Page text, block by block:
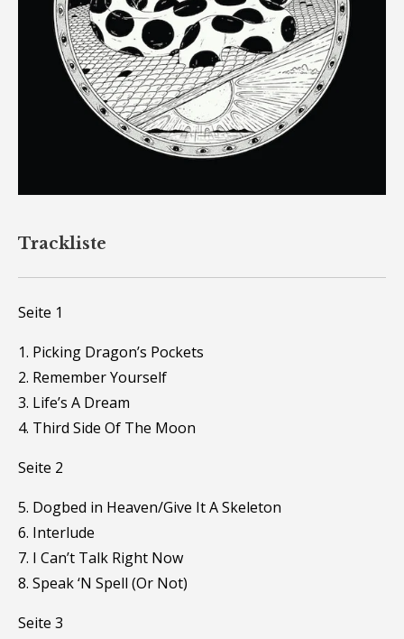
Trackliste
Seite 1
1. Picking Dragon’s Pockets
2. Remember Yourself
3. Life’s A Dream
4. Third Side Of The Moon
Seite 2
5. Dogbed in Heaven/Give It A Skeleton
6. Interlude
7. I Can’t Talk Right Now
8. Speak ‘N Spell (Or Not)
Seite 3